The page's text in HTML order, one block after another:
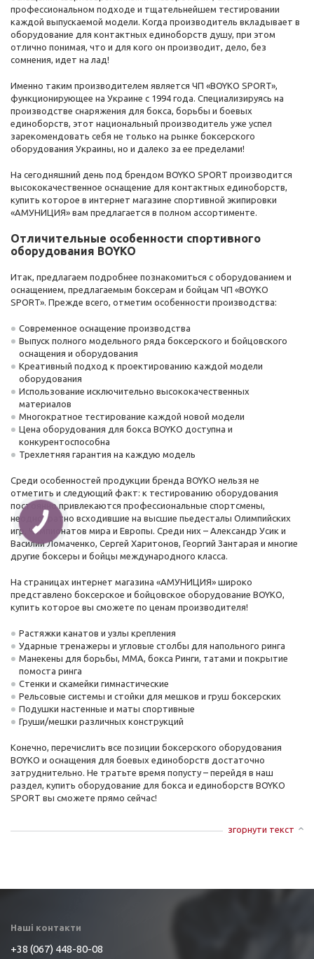
профессиональном подходе и тщательнейшем тестировании
каждой выпускаемой модели. Когда производитель вкладывает в
оборудование для контактных единоборств душу, при этом
отлично понимая, что и для кого он производит, дело, без
сомнения, идет на лад!
Именно таким производителем является ЧП «BOYKO SPORT»,
функционирующее на Украине с 1994 года. Специализируясь на
производстве снаряжения для бокса, борьбы и боевых
единоборств, этот национальный производитель уже успел
зарекомендовать себя не только на рынке боксерского
оборудования Украины, но и далеко за ее пределами!
На сегодняшний день под брендом BOYKO SPORT производится
высококачественное оснащение для контактных единоборств,
купить которое в интернет магазине спортивной экипировки
«АМУНИЦИЯ» вам предлагается в полном ассортименте.
Отличительные особенности спортивного
оборудования BOYKO
Итак, предлагаем подробнее познакомиться с оборудованием и
оснащением, предлагаемым боксерам и бойцам ЧП «BOYKO
SPORT». Прежде всего, отметим особенности производства:
Современное оснащение производства
Выпуск полного модельного ряда боксерского и бойцовского
оснащения и оборудования
Креативный подход к проектированию каждой модели
оборудования
Использование исключительно высококачественных
материалов
Многократное тестирование каждой новой модели
Цена оборудования для бокса BOYKO доступна и
конкурентоспособна
Трехлетняя гарантия на каждую модель
Среди особенностей продукции бренда BOYKO нельзя не
отметить и следующий факт: к тестированию оборудования
постоянно привлекаются профессиональные спортсмены,
неоднократно всходившие на высшие пьедесталы Олимпийских
игр, Чемпионатов мира и Европы. Среди них – Александр Усик и
Василий Ломаченко, Сергей Харитонов, Георгий Зантарая и многие
другие боксеры и бойцы международного класса.
На страницах интернет магазина «АМУНИЦИЯ» широко
представлено боксерское и бойцовское оборудование BOYKO,
купить которое вы сможете по ценам производителя!
Растяжки канатов и узлы крепления
Ударные тренажеры и угловые столбы для напольного ринга
Манекены для борьбы, ММА, бокса Ринги, татами и покрытие
помоста ринга
Стенки и скамейки гимнастические
Рельсовые системы и стойки для мешков и груш боксерских
Подушки настенные и маты спортивные
Груши/мешки различных конструкций
Конечно, перечислить все позиции боксерского оборудования
BOYKO и оснащения для боевых единоборств достаточно
затруднительно. Не тратьте время попусту – перейдя в наш
раздел, купить оборудование для бокса и единоборств BOYKO
SPORT вы сможете прямо сейчас!
згорнути текст
Наші контакти
+38 (067) 448-80-08